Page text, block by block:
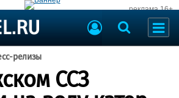
реклама 16+
релизы
CCЗ